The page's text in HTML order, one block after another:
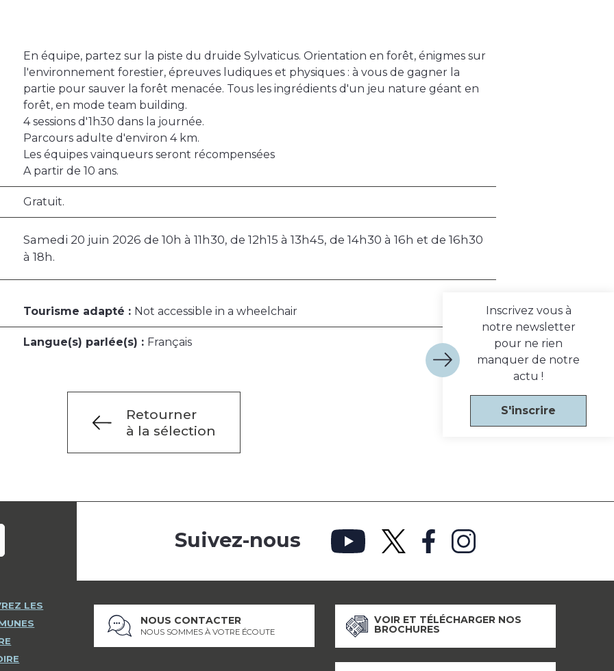
En équipe, partez sur la piste du druide Sylvaticus. Orientation en forêt, énigmes sur
l'environnement forestier, épreuves ludiques et physiques : à vous de gagner la
partie pour sauver la forêt menacée. Tous les ingrédients d'un jeu nature géant en
forêt, en mode team building.
4 sessions d'1h30 dans la journée.
Parcours adulte d'environ 4 km.
Les équipes vainqueurs seront récompensées
A partir de 10 ans.
Gratuit.
Samedi 20 juin 2026 de 10h à 11h30, de 12h15 à 13h45, de 14h30 à 16h et de 16h30
à 18h.
Tourisme adapté : Not accessible in a wheelchair
Langue(s) parlée(s) : Français
Retourner
à la sélection
Inscrivez vous à
notre newsletter
pour ne rien
manquer de notre
actu !
S'inscrire
LES
Suivez-nous
NOUS CONTACTER
NOUS SOMMES À VOTRE ÉCOUTE
VOIR ET TÉLÉCHARGER NOS
BROCHURES